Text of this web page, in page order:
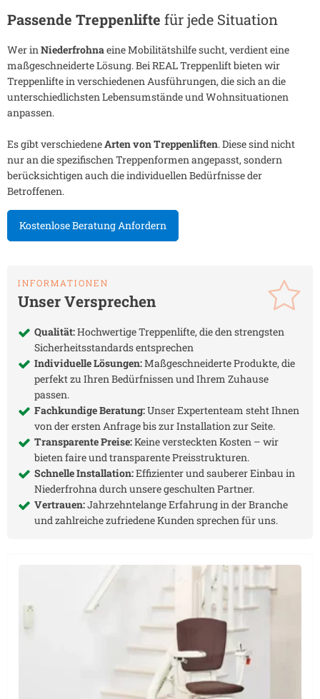
Passende Treppenlifte für jede Situation
Wer inNiederfrohnaeine Mobilitätshilfe sucht, verdient eine
maßgeschneiderte Lösung. Bei REAL Treppenlift bieten wir
Treppenlifte in verschiedenen Ausführungen, die sich an die
unterschiedlichsten Lebensumstände und Wohnsituationen
anpassen.
Es gibt verschiedeneArten von Treppenliften. Diese sind nicht
nur an die spezifischen Treppenformen angepasst, sondern
berücksichtigen auch die individuellen Bedürfnisse der
Betroffenen.
Kostenlose Beratung Anfordern
INFORMATIONEN
Unser Versprechen
Qualität:Hochwertige Treppenlifte, die den strengsten
Sicherheitsstandards entsprechen
Individuelle Lösungen:Maßgeschneiderte Produkte, die
perfekt zu Ihren Bedürfnissen und Ihrem Zuhause
passen.
Fachkundige Beratung:Unser Expertenteam steht Ihnen
von der ersten Anfrage bis zur Installation zur Seite.
Transparente Preise:Keine versteckten Kosten – wir
bieten faire und transparente Preisstrukturen.
Schnelle Installation:Effizienter und sauberer Einbau in
Niederfrohnadurch unsere geschulten Partner.
Vertrauen:Jahrzehntelange Erfahrung in der Branche
und zahlreiche zufriedene Kunden sprechen für uns.